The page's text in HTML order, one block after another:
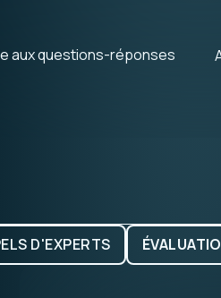
des
aux questions-réponses
D'EXPERTS